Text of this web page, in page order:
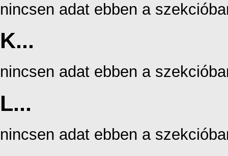
nincsen adat ebben a
K...
nincsen adat ebben a
L...
nincsen adat ebben a